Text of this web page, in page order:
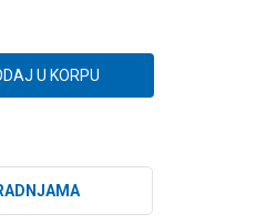
U KORPU